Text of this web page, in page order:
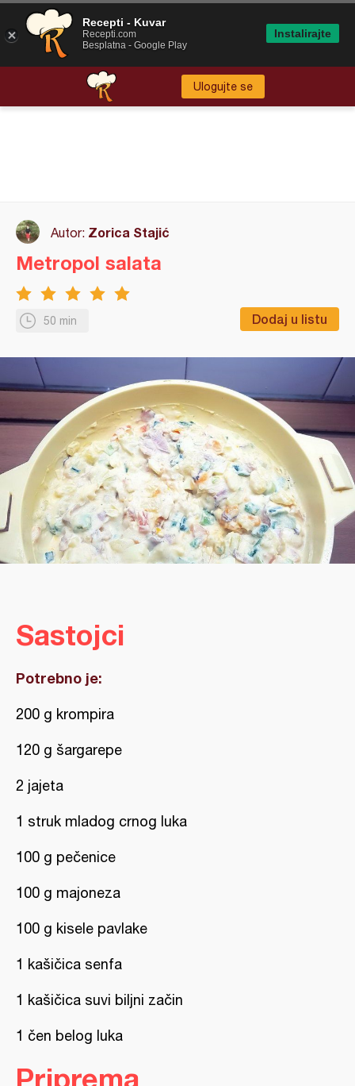
Ulogujte se
Autor: Zorica Stajić
50 min Dodaj u listu
Metropol salata
Sastojci
Potrebno je:
200 g krompira
120 g šargarepe
2 jajeta
1 struk mladog crnog luka
100 g pečenice
100 g majoneza
100 g kisele pavlake
1 kašičica senfa
1 kašičica suvi biljni začin
1 čen belog luka
Priprema
Recepti - Kuvar
Recepti.com
Besplatna - Google Play
Instalirajte